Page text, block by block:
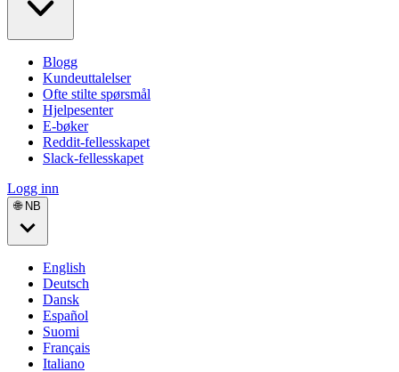
Blogg
Kundeuttalelser
Ofte stilte spørsmål
Hjelpesenter
E-bøker
Reddit-fellesskapet
Slack-fellesskapet
Logg inn
🌐 NB
English
Deutsch
Dansk
Español
Suomi
Français
Italiano